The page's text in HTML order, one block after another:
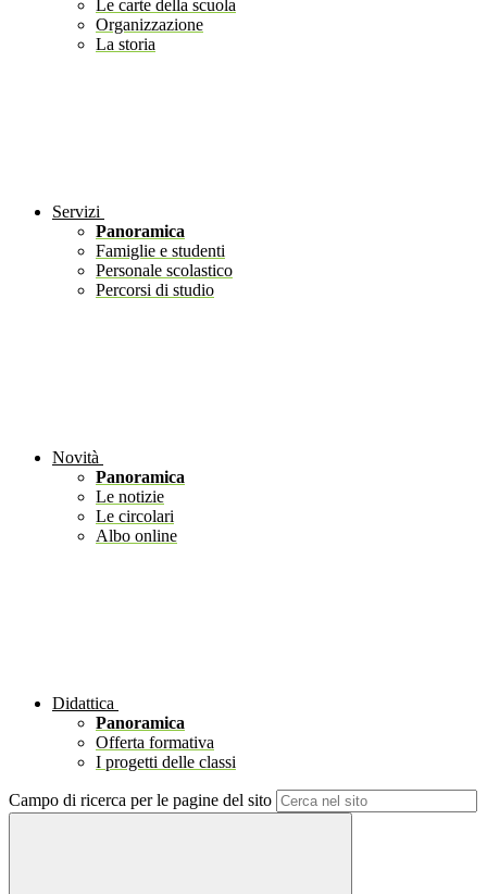
Le carte della scuola
Organizzazione
La storia
Servizi
Panoramica
Famiglie e studenti
Personale scolastico
Percorsi di studio
Novità
Panoramica
Le notizie
Le circolari
Albo online
Didattica
Panoramica
Offerta formativa
I progetti delle classi
Campo di ricerca per le pagine del sito